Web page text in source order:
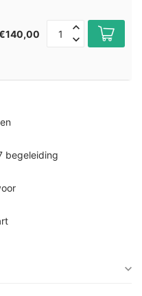
begeleiding